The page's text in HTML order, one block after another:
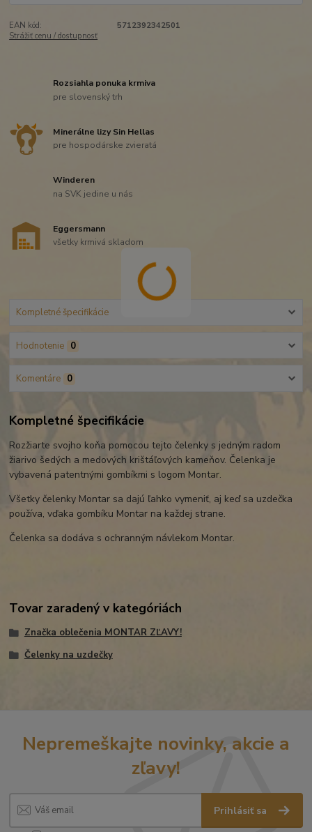
EAN kód:
5712392342501
Strážiť cenu / dostupnosť
Rozsiahla ponuka krmiva
pre slovenský trh
Minerálne lizy Sin Hellas
pre hospodárske zvieratá
Winderen
na SVK jedine u nás
Eggersmann
všetky krmivá skladom
Kompletné špecifikácie
Hodnotenie 0
Komentáre 0
Kompletné špecifikácie
Rozžiarte svojho koňa pomocou tejto čelenky s jedným radom
žiarivo šedých a medových krištáľových kameňov. Čelenka je
vybavená patentnými gombíkmi s logom Montar.
Všetky čelenky Montar sa dajú ľahko vymeniť, aj keď sa uzdečka
používa, vďaka gombíku Montar na každej strane.
Čelenka sa dodáva s ochranným návlekom Montar.
Tovar zaradený v kategóriách
Značka oblečenia MONTAR ZĽAVY!
Čelenky na uzdečky
Nepremeškajte novinky, akcie a
zľavy!
Prihlásiť sa